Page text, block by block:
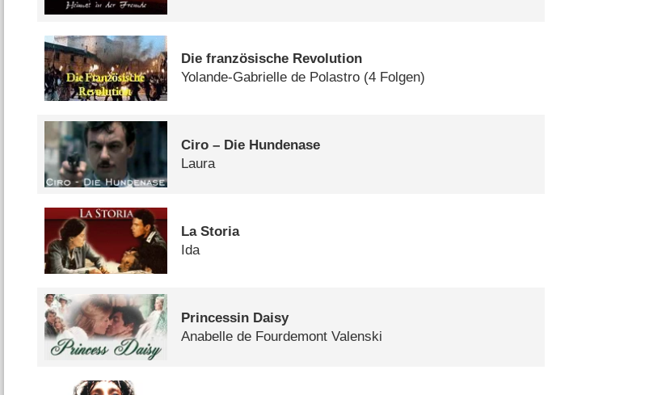
Die französische Revolution
Yolande-Gabrielle de Polastro (4 Folgen)
Ciro – Die Hundenase
Laura
La Storia
Ida
Princessin Daisy
Anabelle de Fourdemont Valenski